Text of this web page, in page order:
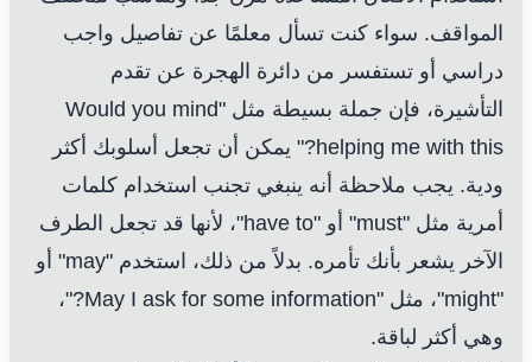
المواقف. سواء كنت تسأل معلمًا عن تفاصيل واجب
دراسي أو تستفسر من دائرة الهجرة عن تقدم
التأشيرة، فإن جملة بسيطة مثل "Would you mind
helping me with this?" يمكن أن تجعل أسلوبك أكثر
ودية. يجب ملاحظة أنه ينبغي تجنب استخدام كلمات
أمرية مثل "must" أو "have to"، لأنها قد تجعل الطرف
الآخر يشعر بأنك تأمره. بدلاً من ذلك، استخدم "may" أو
"might"، مثل "May I ask for some information?"،
وهي أكثر لباقة.